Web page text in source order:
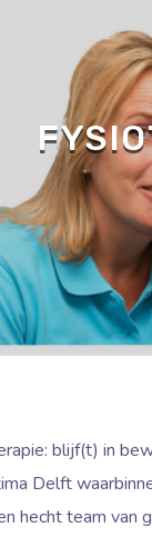
blijf(t) in
Delft
hecht team van